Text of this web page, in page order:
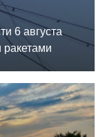
6 августа
ракетами